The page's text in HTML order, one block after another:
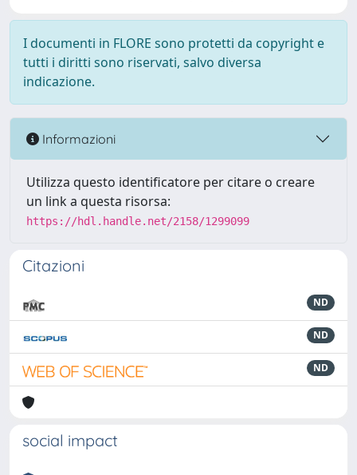
I documenti in FLORE sono protetti da copyright e
tutti i diritti sono riservati, salvo diversa
indicazione.
Informazioni
Utilizza questo identificatore per citare o creare
un link a questa risorsa:
https://hdl.handle.net/2158/1299099
Citazioni
ND
ND
ND
social impact